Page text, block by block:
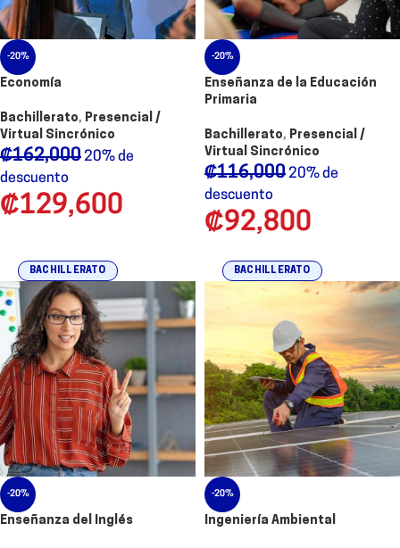
-20%
Economía
Bachillerato, Presencial /
Virtual Sincrónico
₡162,00020% de
descuento
₡129,600
-20%
Enseñanza de la Educación
Primaria
Bachillerato, Presencial /
Virtual Sincrónico
₡116,00020% de
descuento
₡92,800
BACHILLERATO
-20%
Enseñanza del Inglés
BACHILLERATO
-20%
Ingeniería Ambiental